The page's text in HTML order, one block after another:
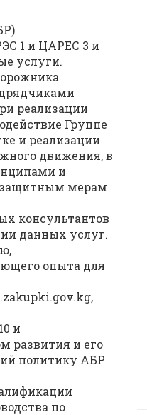
1 и ЦАРЕС 3 и
услуги.
реализации
Группе
и реализации
движения, в
и
защитным мерам
консультантов
данных услуг.
опыта для
и
развития и его
политику АБР
по